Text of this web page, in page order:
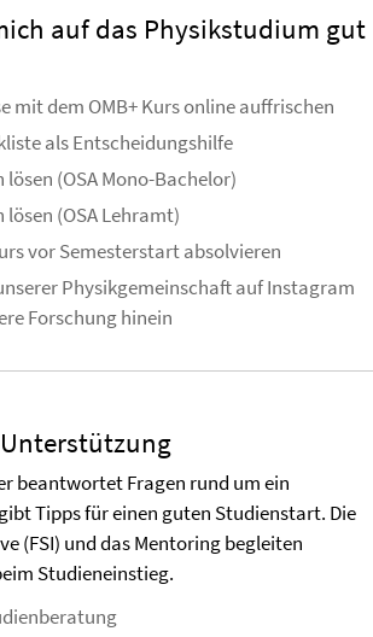
auf das Physikstudium gut
mit dem OMB+ Kurs online auffrischen
als Entscheidungshilfe
(OSA Mono-Bachelor)
(OSA Lehramt)
vor Semesterstart absolvieren
Physikgemeinschaft auf Instagram
Forschung hinein
beantwortet Fragen rund um ein
Tipps für einen guten Studienstart. Die
(FSI) und das Mentoring begleiten
Studieneinstieg.